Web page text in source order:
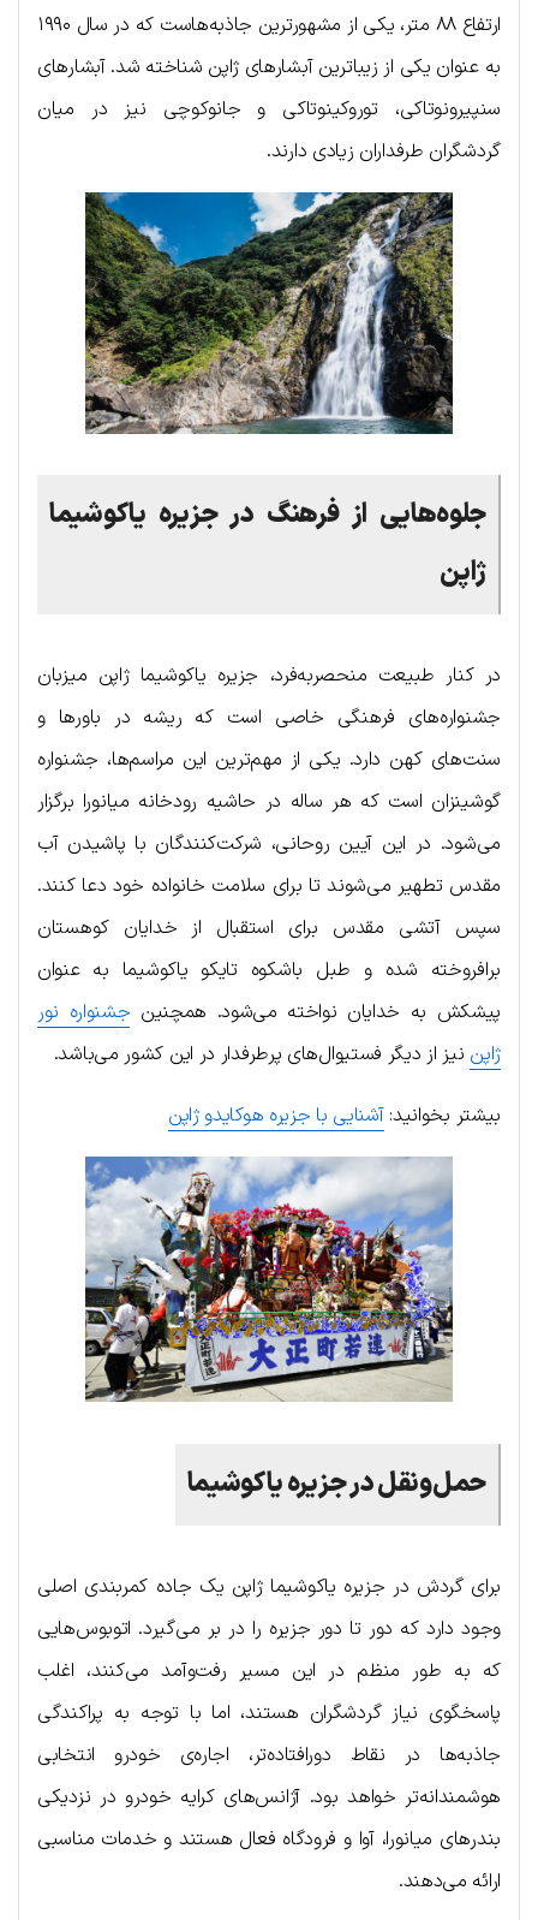
ارتفاع ۸۸ متر، یکی از مشهورترین جاذبه‌هاست که در سال ۱۹۹۰
به عنوان یکی از زیباترین آبشارهای ژاپن شناخته شد. آبشارهای
سنپیرونوتاکی، توروکینوتاکی و جانوکوچی نیز در میان
گردشگران طرفداران زیادی دارند.
جلوه‌هایی از فرهنگ در جزیره یاکوشیما
ژاپن
در کنار طبیعت منحصربه‌فرد، جزیره یاکوشیما ژاپن میزبان
جشنواره‌های فرهنگی خاصی است که ریشه در باورها و
سنت‌های کهن دارد. یکی از مهم‌ترین این مراسم‌ها، جشنواره
گوشینزان است که هر ساله در حاشیه رودخانه میانورا برگزار
می‌شود. در این آیین روحانی، شرکت‌کنندگان با پاشیدن آب
مقدس تطهیر می‌شوند تا برای سلامت خانواده خود دعا کنند.
سپس آتشی مقدس برای استقبال از خدایان کوهستان
برافروخته شده و طبل باشکوه تایکو یاکوشیما به عنوان
پیشکش به خدایان نواخته می‌شود. همچنین جشنواره نور
ژاپن نیز از دیگر فستیوال‌های پرطرفدار در این کشور می‌باشد.
بیشتر بخوانید:آشنایی با جزیره هوکایدو ژاپن
حمل‌ونقل در جزیره یاکوشیما
برای گردش در جزیره یاکوشیما ژاپن یک جاده کمربندی اصلی
وجود دارد که دور تا دور جزیره را در بر می‌گیرد. اتوبوس‌هایی
که به طور منظم در این مسیر رفت‌وآمد می‌کنند، اغلب
پاسخگوی نیاز گردشگران هستند، اما با توجه به پراکندگی
جاذبه‌ها در نقاط دورافتاده‌تر، اجاره‌ی خودرو انتخابی
هوشمندانه‌تر خواهد بود. آژانس‌های کرایه خودرو در نزدیکی
بندرهای میانورا، آوا و فرودگاه فعال هستند و خدمات مناسبی
ارائه می‌دهند.